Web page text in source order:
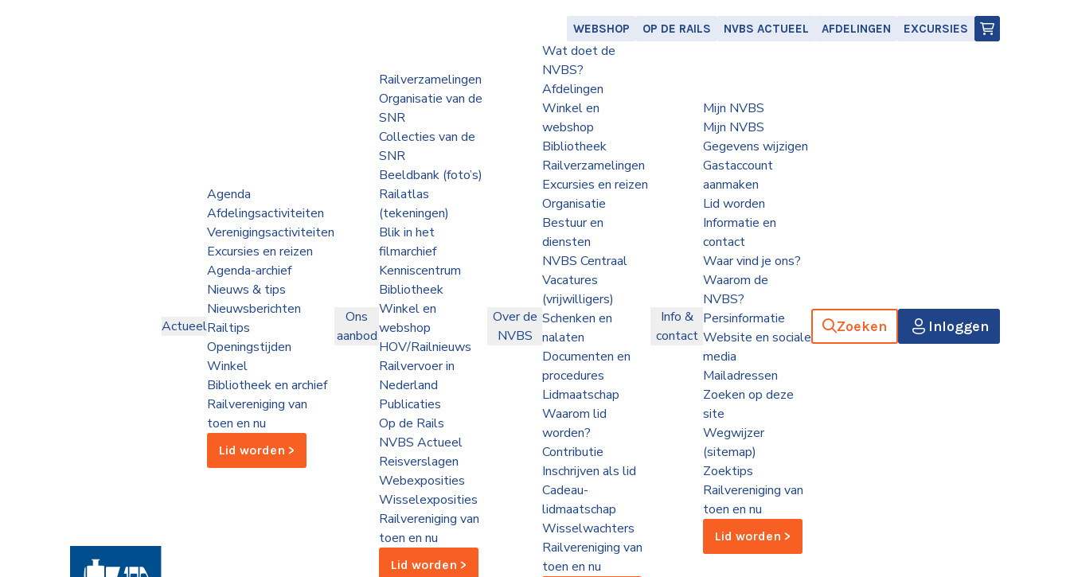
WEBSHOP OP DE RAILS NVBS ACTUEEL AFDELINGEN EXCURSIES
Actueel
Agenda
Afdelingsactiviteiten
Verenigingsactiviteiten
Excursies en reizen
Agenda-archief
Nieuws & tips
Nieuwsberichten
Railtips
Openingstijden
Winkel
Bibliotheek en archief
Railvereniging van
toen en nu
Lid worden >
Ons
aanbod
Railverzamelingen
Organisatie van de
SNR
Collecties van de
SNR
Beeldbank (foto’s)
Railatlas
(tekeningen)
Blik in het
filmarchief
Kenniscentrum
Bibliotheek
Winkel en
webshop
HOV/Railnieuws
Railvervoer in
Nederland
Publicaties
Op de Rails
NVBS Actueel
Reisverslagen
Webexposities
Wisselexposities
Railvereniging van
toen en nu
Lid worden >
Over de
NVBS
Wat doet de
NVBS?
Afdelingen
Winkel en
webshop
Bibliotheek
Railverzamelingen
Excursies en reizen
Organisatie
Bestuur en
diensten
NVBS Centraal
Vacatures
(vrijwilligers)
Schenken en
nalaten
Documenten en
procedures
Lidmaatschap
Waarom lid
worden?
Contributie
Inschrijven als lid
Cadeau-
lidmaatschap
Wisselwachters
Railvereniging van
toen en nu
Info &
contact
Mijn NVBS
Mijn NVBS
Gegevens wijzigen
Gastaccount
aanmaken
Lid worden
Informatie en
contact
Waar vind je ons?
Waarom de
NVBS?
Persinformatie
Website en sociale
media
Mailadressen
Zoeken op deze
site
Wegwijzer
(sitemap)
Zoektips
Railvereniging van
toen en nu
Lid worden >
Zoeken Inloggen